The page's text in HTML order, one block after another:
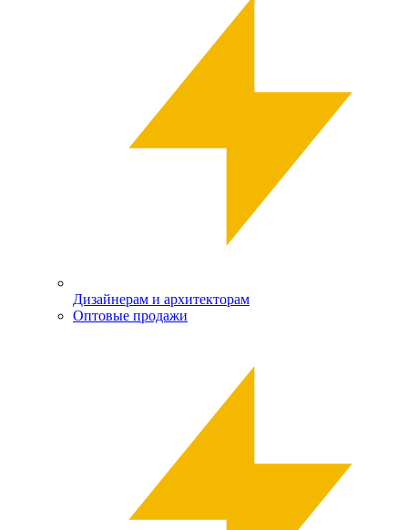
Дизайнерам и архитекторам
Оптовые продажи